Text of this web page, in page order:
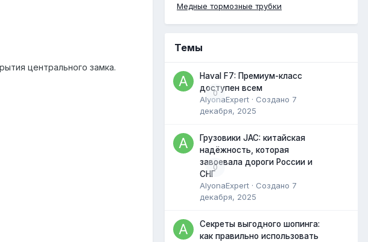
центрального замка.
Медные тормозные трубки
Темы
0
Haval F7: Премиум-класс
доступен всем
AlyonaExpert · Создано 7
декабря, 2025
0
Грузовики JAC: китайская
надёжность, которая
завоевала дороги России и
СНГ
AlyonaExpert · Создано 7
декабря, 2025
Секреты выгодного шопинга:
как правильно использовать